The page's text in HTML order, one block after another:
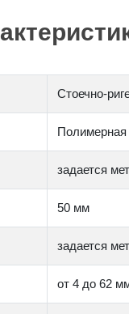
Стоечно-
Полимерная
задается
50 мм
задается
от 4 до 62